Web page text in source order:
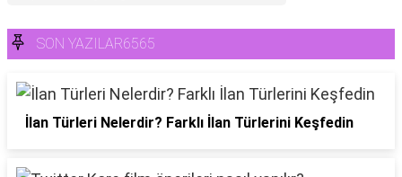
SON YAZILAR6565
İlan Türleri Nelerdir? Farklı İlan Türlerini Keşfedin